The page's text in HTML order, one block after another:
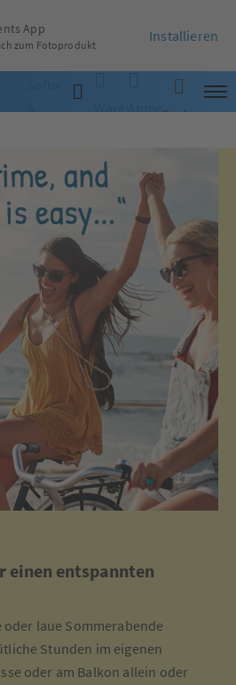
Software
WarenkorbAnmelden
Suche
einen entspannten
laue Sommerabende
Stunden im eigenen
oder am Balkon allein oder
App
zum Fotoprodukt
Installieren